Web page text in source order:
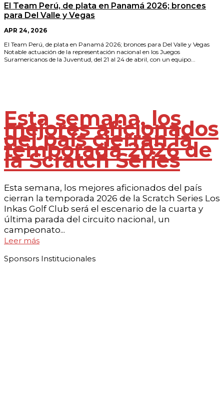
El Team Perú, de plata en Panamá 2026; bronces
para Del Valle y Vegas
APR 24, 2026
El Team Perú, de plata en Panamá 2026; bronces para Del Valle y Vegas
Notable actuación de la representación nacional en los Juegos
Suramericanos de la Juventud, del 21 al 24 de abril, con un equipo...
Esta semana, los
mejores aficionados
del país cierran la
temporada 2026 de
la Scratch Series
Esta semana, los mejores aficionados del país
cierran la temporada 2026 de la Scratch Series Los
Inkas Golf Club será el escenario de la cuarta y
última parada del circuito nacional, un
campeonato...
Leer más
Sponsors Institucionales